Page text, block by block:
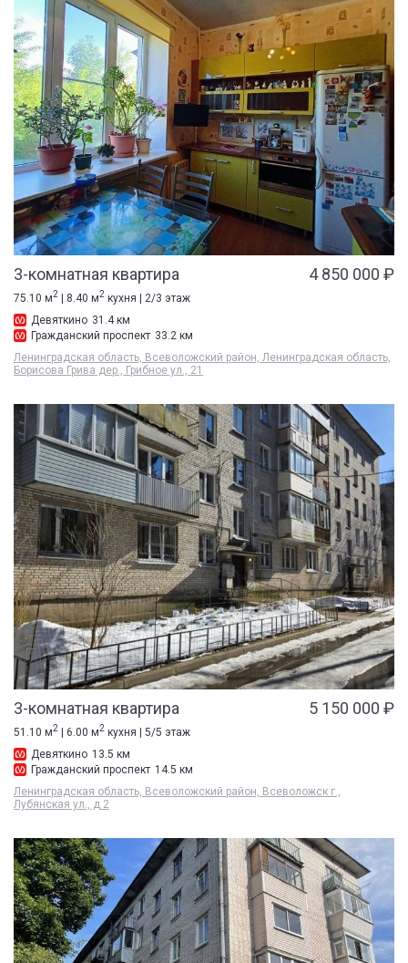
3-комнатная квартира 4 850 000 ₽
75.10 м2 | 8.40 м2 кухня | 2/3 этаж
Девяткино 31.4 км
Гражданский проспект 33.2 км
Ленинградская область, Всеволожский район, Ленинградская область,
Борисова Грива дер., Грибное ул., 21
3-комнатная квартира 5 150 000 ₽
51.10 м2 | 6.00 м2 кухня | 5/5 этаж
Девяткино 13.5 км
Гражданский проспект 14.5 км
Ленинградская область, Всеволожский район, Всеволожск г.,
Лубянская ул., д 2